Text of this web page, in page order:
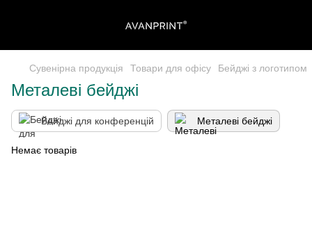
Сувенірна продукція Товари для офісу Бейджі з логотипом
Металеві бейджі
Бейджі для конференцій Металеві бейджі
Немає товарів